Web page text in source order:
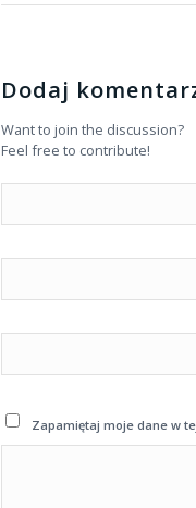
Dodaj
Want to join the discussion?
Feel free to contribute!
Zapamiętaj moje dane w